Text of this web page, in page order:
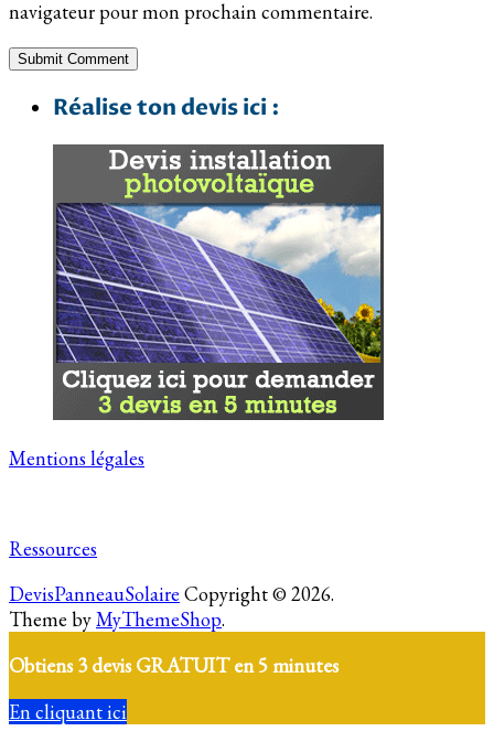
navigateur pour mon prochain commentaire.
Réalise ton devis ici :
Mentions légales
Ressources
DevisPanneauSolaire Copyright © 2026.
Theme byMyThemeShop.
Obtiens 3 devis GRATUIT en 5 minutes
En cliquant ici